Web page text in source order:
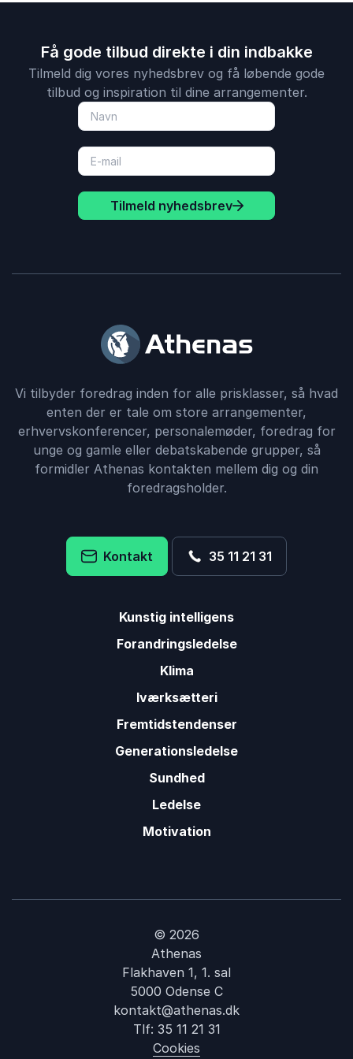
Få gode tilbud direkte i din indbakke
Tilmeld dig vores nyhedsbrev og få løbende gode
tilbud og inspiration til dine arrangementer.
Tilmeld nyhedsbrev
Vi tilbyder foredrag inden for alle prisklasser, så hvad
enten der er tale om store arrangementer,
erhvervskonferencer, personalemøder, foredrag for
unge og gamle eller debatskabende grupper, så
formidler Athenas kontakten mellem dig og din
foredragsholder.
Kontakt 35 11 21 31
Kunstig intelligens
Forandringsledelse
Klima
Iværksætteri
Fremtidstendenser
Generationsledelse
Sundhed
Ledelse
Motivation
© 2026
Athenas
Flakhaven 1, 1. sal
5000 Odense C
kontakt@athenas.dk
Tlf: 35 11 21 31
Cookies